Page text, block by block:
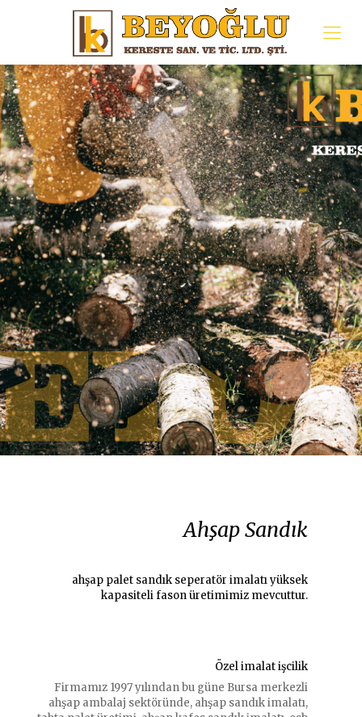
Ahşap Sandık
ahşap palet sandık seperatör imalatı yüksek
kapasiteli fason üretimimiz mevcuttur.
Özel imalat işcilik
Firmamız 1997 yılından bu güne Bursa merkezli
ahşap ambalaj sektöründe, ahşap sandık imalatı,